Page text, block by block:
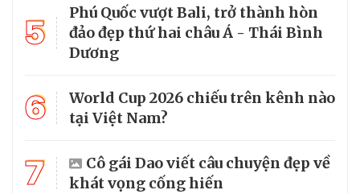
5
Phú Quốc vượt Bali, trở thành hòn
đảo đẹp thứ hai châu Á - Thái Bình
Dương
6
World Cup 2026 chiếu trên kênh nào
tại Việt Nam?
7
Cô gái Dao viết câu chuyện đẹp về
khát vọng cống hiến